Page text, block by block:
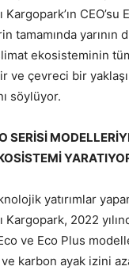
Kargopark’ın CEO’su
tamamında yarının
ekosisteminin
ve çevreci bir
söylüyor.
SERİSİ
yatırımlar
Kargopark, 2022
ve Eco Plus
karbon ayak izini